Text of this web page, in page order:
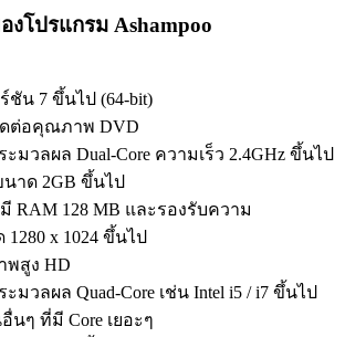
งโปรแกรม Ashampoo
ร์ชัน 7 ขึ้นไป (64-bit)
ต่อคุณภาพ DVD
ะมวลผล Dual-Core ความเร็ว 2.4GHz ขึ้นไป
าด 2GB ขึ้นไป
RAM 128 MB และรองรับความ
1280 x 1024 ขึ้นไป
สูง HD
ะมวลผล Quad-Core เช่น Intel i5 / i7 ขึ้นไป
นๆ ที่มี Core เยอะๆ